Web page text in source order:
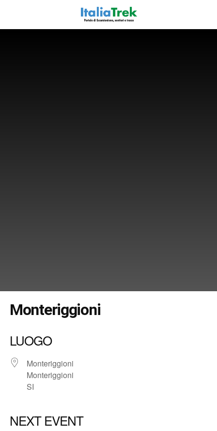
Monteriggioni
LUOGO
Monteriggioni
Monteriggioni
SI
NEXT EVENT